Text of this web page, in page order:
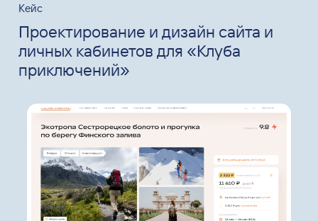
Кейс
Проектирование и дизайн сайта и
личных кабинетов для «Клуба
приключений»